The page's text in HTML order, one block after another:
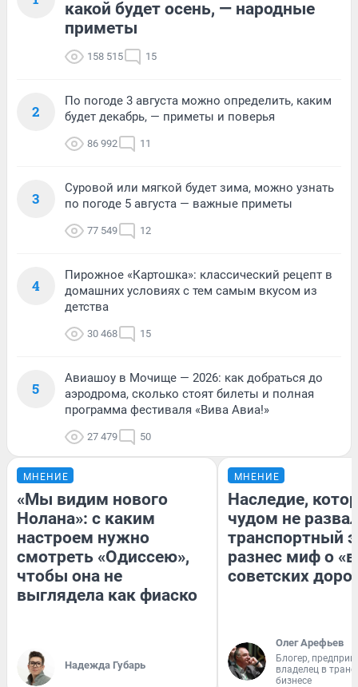
какой будет осень, — народные
приметы
158 515 15
2
По погоде 3 августа можно определить, каким
будет декабрь, — приметы и поверья
86 992 11
3
Суровой или мягкой будет зима, можно узнать
по погоде 5 августа — важные приметы
77 549 12
4
Пирожное «Картошка»: классический рецепт в
домашних условиях с тем самым вкусом из
детства
30 468 15
5
Авиашоу в Мочище — 2026: как добраться до
аэродрома, сколько стоят билеты и полная
программа фестиваля «Вива Авиа!»
27 479 50
МНЕНИЕ
«Мы видим нового
Нолана»: с каким
настроем нужно
смотреть «Одиссею»,
чтобы она не
выглядела как фиаско
Надежда Губарь
МНЕНИЕ
Наследие,
чудом не
транспортный
разнес миф о
советских
Олег Арефьев
Блогер,
владелец в
бизнесе